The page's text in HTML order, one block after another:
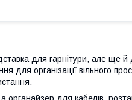
для гарнітури, але ще й
для організації вільного